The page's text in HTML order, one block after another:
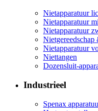
Nietapparatuur
Nietapparatuur
Nietapparatuur
Nietgereedschap
Nietapparatuur
Niettangen
Dozensluit-
Industrieel
Spenax